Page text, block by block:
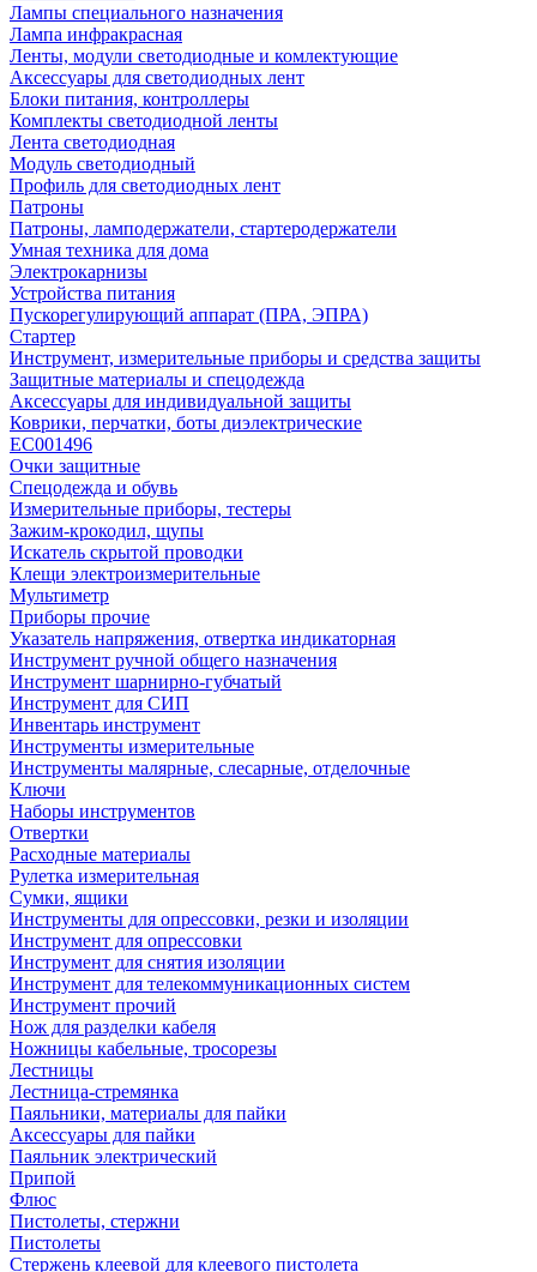
Лампы специального назначения
Лампа инфракрасная
Ленты, модули светодиодные и комлектующие
Аксессуары для светодиодных лент
Блоки питания, контроллеры
Комплекты светодиодной ленты
Лента светодиодная
Модуль светодиодный
Профиль для светодиодных лент
Патроны
Патроны, ламподержатели, стартеродержатели
Умная техника для дома
Электрокарнизы
Устройства питания
Пускорегулирующий аппарат (ПРА, ЭПРА)
Стартер
Инструмент, измерительные приборы и средства защиты
Защитные материалы и спецодежда
Аксессуары для индивидуальной защиты
Коврики, перчатки, боты диэлектрические
EC001496
Очки защитные
Спецодежда и обувь
Измерительные приборы, тестеры
Зажим-крокодил, щупы
Искатель скрытой проводки
Клещи электроизмерительные
Мультиметр
Приборы прочие
Указатель напряжения, отвертка индикаторная
Инструмент ручной общего назначения
Инструмент шарнирно-губчатый
Инструмент для СИП
Инвентарь инструмент
Инструменты измерительные
Инструменты малярные, слесарные, отделочные
Ключи
Наборы инструментов
Отвертки
Расходные материалы
Рулетка измерительная
Сумки, ящики
Инструменты для опрессовки, резки и изоляции
Инструмент для опрессовки
Инструмент для снятия изоляции
Инструмент для телекоммуникационных систем
Инструмент прочий
Нож для разделки кабеля
Ножницы кабельные, тросорезы
Лестницы
Лестница-стремянка
Паяльники, материалы для пайки
Аксессуары для пайки
Паяльник электрический
Припой
Флюс
Пистолеты, стержни
Пистолеты
Стержень клеевой для клеевого пистолета